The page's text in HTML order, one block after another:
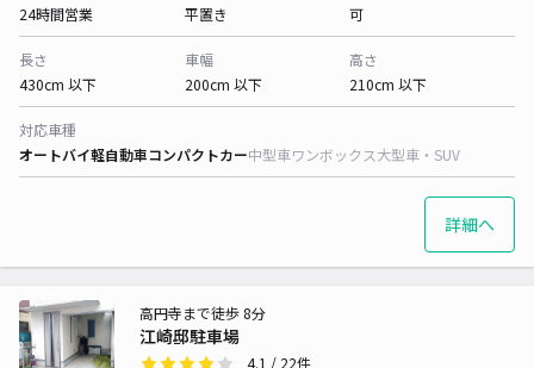
24時間営業
平置き
可
長さ
430cm 以下
車幅
200cm 以下
高さ
210cm 以下
対応車種
オートバイ軽自動車コンパクトカー中型車ワンボックス大型車・SUV
詳細へ
江崎邸駐車場
高円寺まで徒歩 8分
4.1 / 22件